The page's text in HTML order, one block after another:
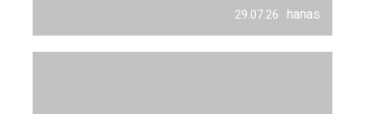
hanas
29.07.26